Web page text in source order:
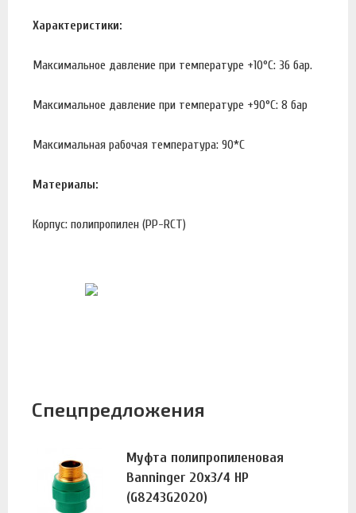
Характеристики:
Максимальное давление при температуре +10°С: 36 бар.
Максимальное давление при температуре +90°С: 8 бар
Максимальная рабочая температура: 90*С
Материалы:
Корпус: полипропилен (PP-RCT)
Спецпредложения
Муфта полипропиленовая
Banninger 20х3/4 НР
(G8243G2020)